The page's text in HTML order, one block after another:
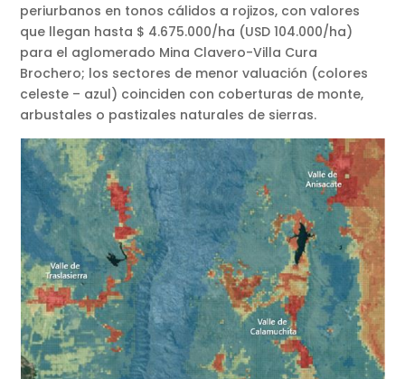
periurbanos en tonos cálidos a rojizos, con valores
que llegan hasta $ 4.675.000/ha (USD 104.000/ha)
para el aglomerado Mina Clavero-Villa Cura
Brochero; los sectores de menor valuación (colores
celeste – azul) coinciden con coberturas de monte,
arbustales o pastizales naturales de sierras.